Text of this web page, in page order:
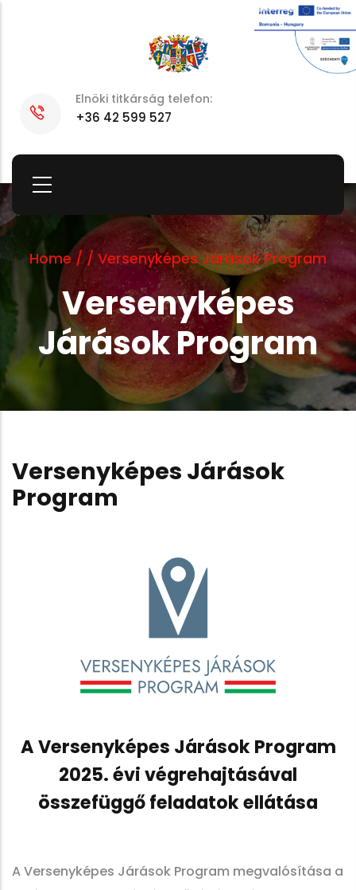
Elnöki titkárság telefon:
+36 42 599 527
Home / / Versenyképes Járások Program
Versenyképes
Járások Program
Versenyképes Járások
Program
A Versenyképes Járások Program
2025. évi végrehajtásával
összefüggő feladatok ellátása
A Versenyképes Járások Program megvalósítása a